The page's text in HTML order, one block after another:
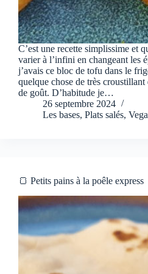
C’est une recette simplissime et
varier à l’infini en changeant les
j’avais ce bloc de tofu dans le
quelque chose de très croustillant
de goût. D’habitude je…
26 septembre 2024
Les bases, Plats salés,
🍞 Petits pains à la poêle express